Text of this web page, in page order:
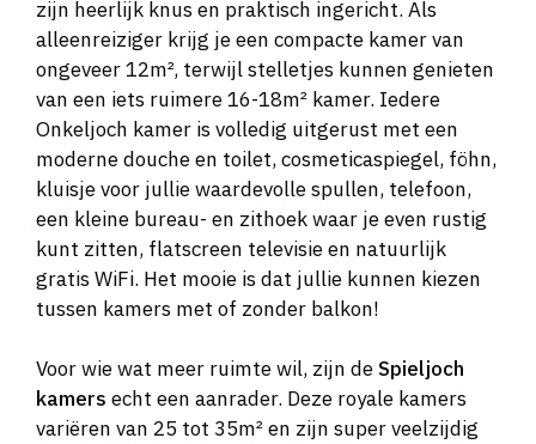
zijn heerlijk knus en praktisch ingericht. Als
alleenreiziger krijg je een compacte kamer van
ongeveer 12m², terwijl stelletjes kunnen genieten
van een iets ruimere 16-18m² kamer. Iedere
Onkeljoch kamer is volledig uitgerust met een
moderne douche en toilet, cosmeticaspiegel, föhn,
kluisje voor jullie waardevolle spullen, telefoon,
een kleine bureau- en zithoek waar je even rustig
kunt zitten, flatscreen televisie en natuurlijk
gratis WiFi. Het mooie is dat jullie kunnen kiezen
tussen kamers met of zonder balkon!
Voor wie wat meer ruimte wil, zijn deSpieljoch
kamers echt een aanrader. Deze royale kamers
variëren van 25 tot 35m² en zijn super veelzijdig